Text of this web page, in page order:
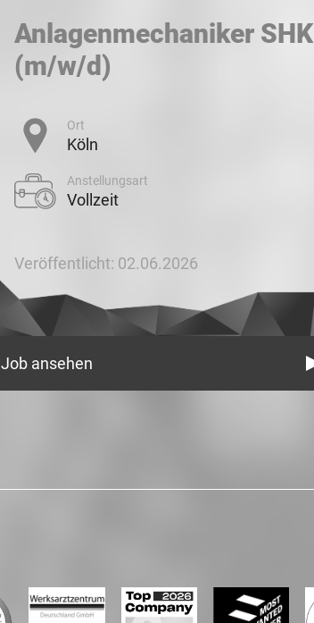
Anlagenmechaniker SHK
(m/w/d)
Ort
Köln
Anstellungsart
Vollzeit
Veröffentlicht: 02.06.2026
Job ansehen